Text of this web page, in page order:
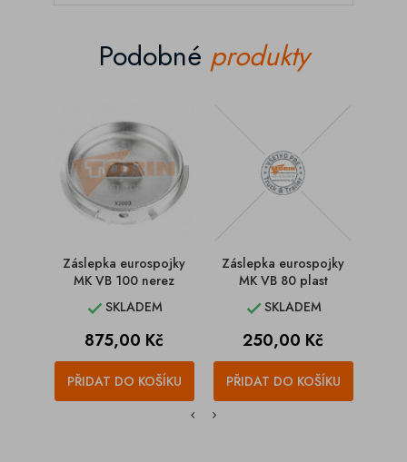
Podobné produkty
Záslepka eurospojky
MK VB 100 nerez
SKLADEM
Cena
875,00 Kč
PŘIDAT DO KOŠÍKU
Záslepka eurospojky
MK VB 80 plast
SKLADEM
Cena
250,00 Kč
PŘIDAT DO KOŠÍKU